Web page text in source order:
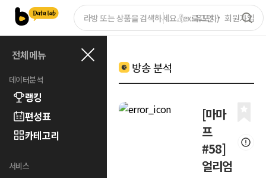
로그인 회원가입
전체메뉴
데이터분석
랭킹
편성표
카테고리
서비스
방송 분석
[마마
프
#58]
얼리엄